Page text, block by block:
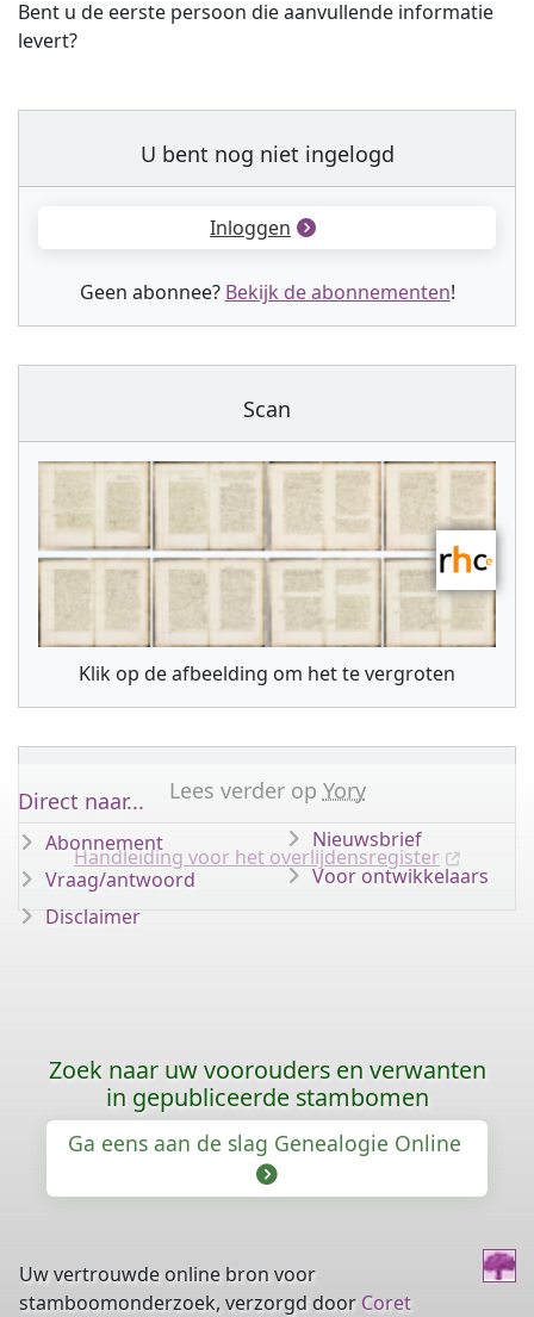
Bent u de eerste persoon die aanvullende informatie
levert?
U bent nog niet ingelogd
Inloggen
Geen abonnee? Bekijk de abonnementen!
Scan
Klik op de afbeelding om het te vergroten
Lees verder op Yory
Handleiding voor het overlijdensregister
Direct naar...
Abonnement
Vraag/antwoord
Disclaimer
Nieuwsbrief
Voor ontwikkelaars
Zoek naar uw voorouders en verwanten
in gepubliceerde stambomen
Ga eens aan de slag Genealogie Online
Uw vertrouwde online bron voor
stamboomonderzoek, verzorgd door Coret